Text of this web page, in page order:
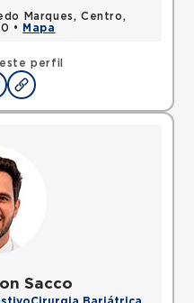
perfil
Marques, Centro,
•
Mapa
Sacco